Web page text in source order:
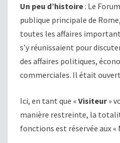
Un peu d’histoire: Le
publique principale de
toutes les affaires
s’y réunissaient pour
des affaires politiques,
commerciales. Il était
Ici, en tant que « Visiteur»
manière restreinte, la
fonctions est réservée aux «